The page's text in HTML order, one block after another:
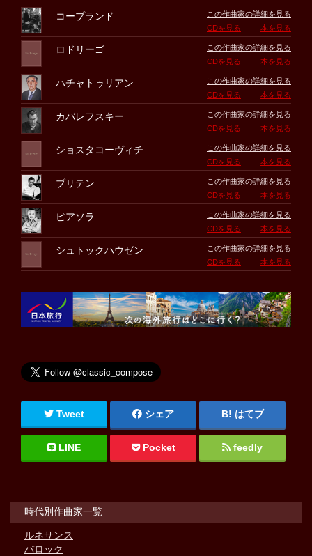
コープランド
この作曲家の詳細を見る
CDを見る
本を見る
ロドリーゴ
この作曲家の詳細を見る
CDを見る
本を見る
ハチャトゥリアン
この作曲家の詳細を見る
CDを見る
本を見る
カバレフスキー
この作曲家の詳細を見る
CDを見る
本を見る
ショスタコーヴィチ
この作曲家の詳細を見る
CDを見る
本を見る
ブリテン
この作曲家の詳細を見る
CDを見る
本を見る
ピアソラ
この作曲家の詳細を見る
CDを見る
本を見る
シュトックハウゼン
この作曲家の詳細を見る
CDを見る
本を見る
Tweet シェア はてブ
LINE Pocket feedly
時代別作曲家一覧
ルネサンス
バロック